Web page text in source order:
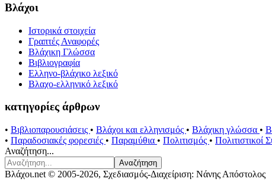
Βλάχοι
Ιστορικά στοιχεία
Γραπτές Αναφορές
Βλάχικη Γλώσσα
Βιβλιογραφία
Ελληνο-βλάχικο λεξικό
Βλαχο-ελληνικό λεξικό
κατηγορίες άρθρων
• Βιβλιοπαρουσιάσεις • Βλάχοι και ελληνισμός • Βλάχικη γλώσσα •
• Παραδοσιακές φορεσιές • Παραμύθια • Πολιτισμός • Πολιτιστικοί
Αναζήτηση...
Αναζήτηση
Βλάχοι.net © 2005-2026, Σχεδιασμός-Διαχείριση: Νάνης Απόστολος